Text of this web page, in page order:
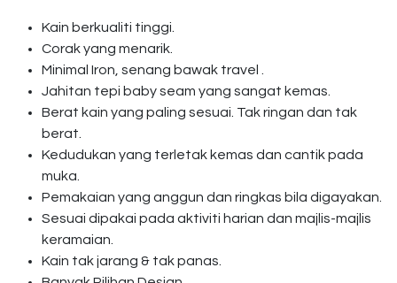
Kain berkualiti tinggi.
Corak yang menarik.
Minimal Iron, senang bawak travel .
Jahitan tepi baby seam yang sangat kemas.
Berat kain yang paling sesuai. Tak ringan dan tak
berat.
Kedudukan yang terletak kemas dan cantik pada
muka.
Pemakaian yang anggun dan ringkas bila digayakan.
Sesuai dipakai pada aktiviti harian dan majlis-majlis
keramaian.
Kain tak jarang & tak panas.